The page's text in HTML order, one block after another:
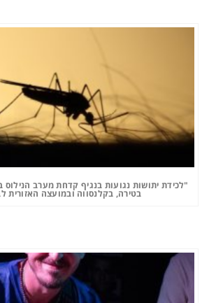
"לכידת יתושות נגועות בנגיף קדחת מערב הנילוס
בטירה, בקלנסווה ובמועצה האזורית